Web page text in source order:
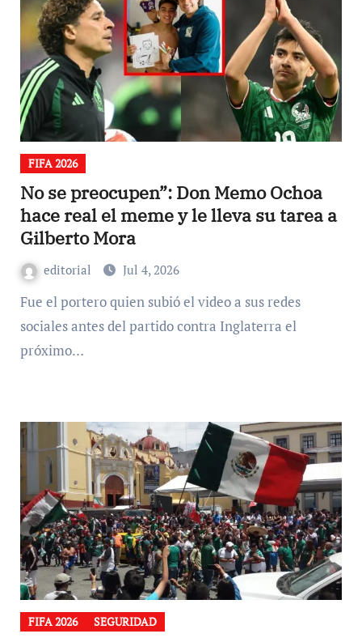
FIFA 2026
No se preocupen”: Don Memo Ochoa
hace real el meme y le lleva su tarea a
Gilberto Mora
editorial Jul 4, 2026
Fue el portero quien subió el video a sus redes
sociales antes del partido contra Inglaterra el
próximo…
FIFA 2026 SEGURIDAD